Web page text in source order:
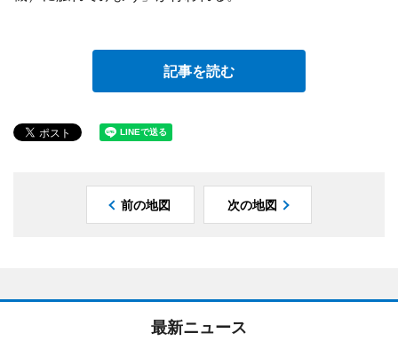
記事を読む
前の地図 次の地図
最新ニュース